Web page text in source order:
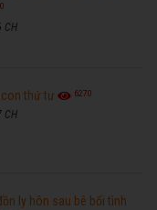
CH
con thứ tư 6270
CH
ly hôn sau bê bối tình